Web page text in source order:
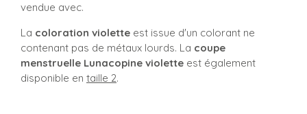
vendue avec.
La coloration violette est issue d'un colorant ne
contenant pas de métaux lourds. La coupe
menstruelle Lunacopine violette est également
disponible en taille 2.